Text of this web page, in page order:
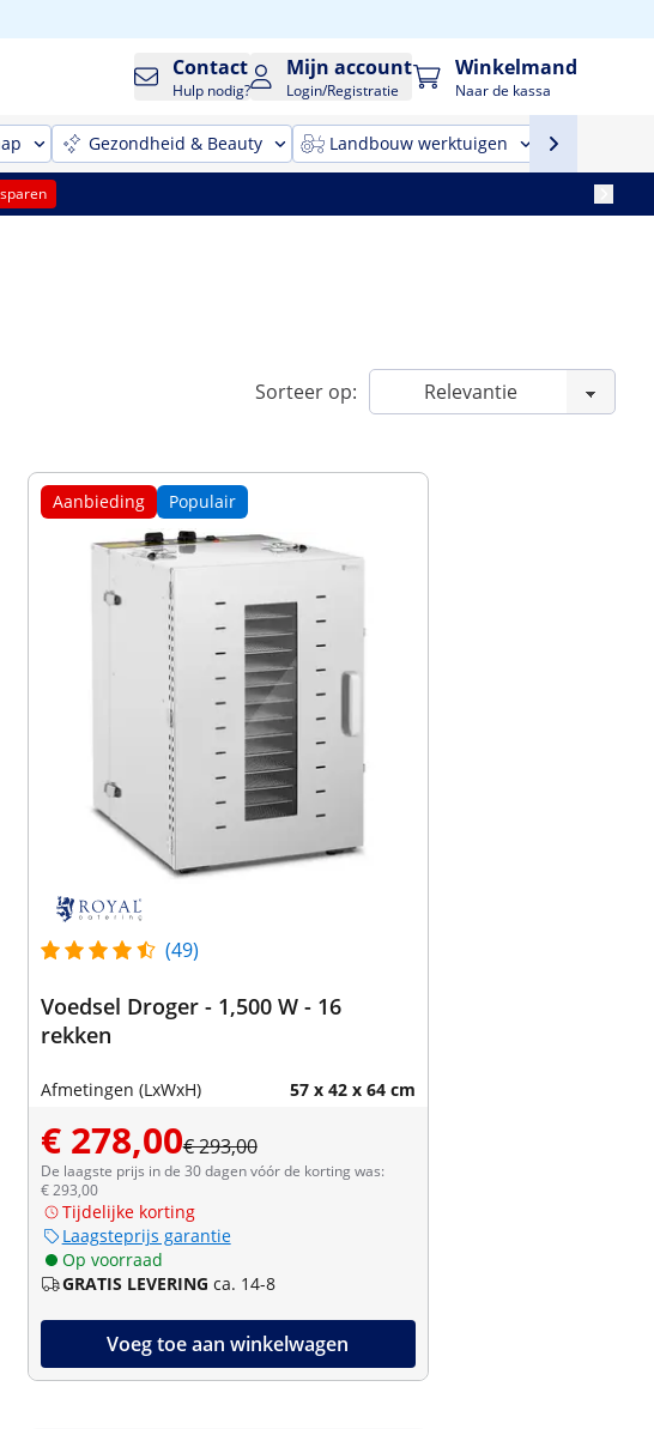
Contact
Hulp nodig?
Mijn account
Login/Registratie
Winkelmand
Naar de kassa
Gezondheid & Beauty Landbouw werktuigen
Sorteer op:
Aanbieding Populair
(49)
Voedsel Droger - 1,500 W - 16
rekken
Afmetingen (LxWxH) 57 x 42 x 64 cm
€ 278,00€ 293,00
De laagste prijs in de 30 dagen vóór de korting was:
€ 293,00
Tijdelijke korting
Laagsteprijs garantie
Op voorraad
GRATIS LEVERING ca. 14-8
Voeg toe aan winkelwagen